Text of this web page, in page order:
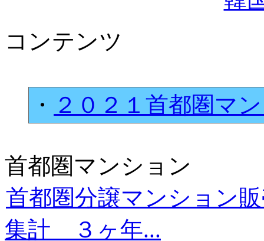
コンテンツ
・ ２０２１首都圏マ
首都圏マンション
首都圏分譲マンション
集計 ３ヶ年...